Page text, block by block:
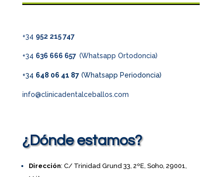
+34 952 215 747
+34 636 666 657 (Whatsapp Ortodoncia)
+34 648 06 41 87(Whatsapp Periodoncia)
info@clinicadentalceballos.com
¿Dónde estamos?
Dirección: C/ Trinidad Grund 33, 2ºE, Soho, 29001,